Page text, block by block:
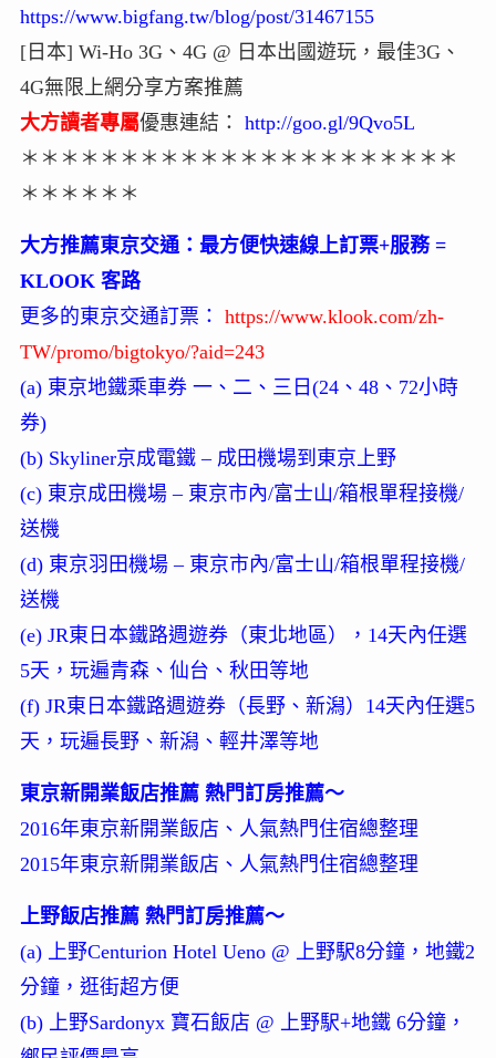
https://www.bigfang.tw/blog/post/31467155
[日本] Wi-Ho 3G、4G @ 日本出國遊玩，最佳3G、
4G無限上網分享方案推薦
大方讀者專屬優惠連結： http://goo.gl/9Qvo5L
＊＊＊＊＊＊＊＊＊＊＊＊＊＊＊＊＊＊＊＊＊＊
＊＊＊＊＊＊
大方推薦東京交通：最方便快速線上訂票+服務 =
KLOOK 客路
更多的東京交通訂票： https://www.klook.com/zh-
TW/promo/bigtokyo/?aid=243
(a) 東京地鐵乘車券 一、二、三日(24、48、72小時
券)
(b) Skyliner京成電鐵 – 成田機場到東京上野
(c) 東京成田機場 – 東京市內/富士山/箱根單程接機/
送機
(d) 東京羽田機場 – 東京市內/富士山/箱根單程接機/
送機
(e) JR東日本鐵路週遊券（東北地區），14天內任選
5天，玩遍青森、仙台、秋田等地
(f) JR東日本鐵路週遊券（長野、新潟）14天內任選5
天，玩遍長野、新潟、輕井澤等地
東京新開業飯店推薦 熱門訂房推薦～
2016年東京新開業飯店、人氣熱門住宿總整理
2015年東京新開業飯店、人氣熱門住宿總整理
上野飯店推薦 熱門訂房推薦～
(a) 上野Centurion Hotel Ueno @ 上野駅8分鐘，地鐵2
分鐘，逛街超方便
(b) 上野Sardonyx 寶石飯店 @ 上野駅+地鐵 6分鐘，